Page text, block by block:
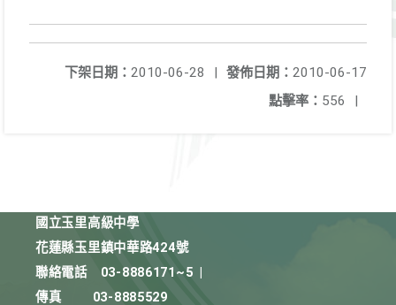
發佈日期： 2010-06-17
下架日期： 2010-06-28
|
點擊率： 556 |
國立玉里高級中學
花蓮縣玉里鎮中華路424號
聯絡電話
03-8886171~5
傳真
03-8885529